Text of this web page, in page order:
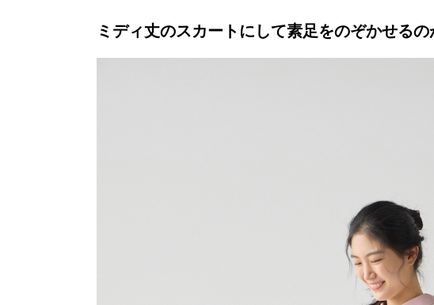
ミディ丈のスカートにして素足をのぞかせる